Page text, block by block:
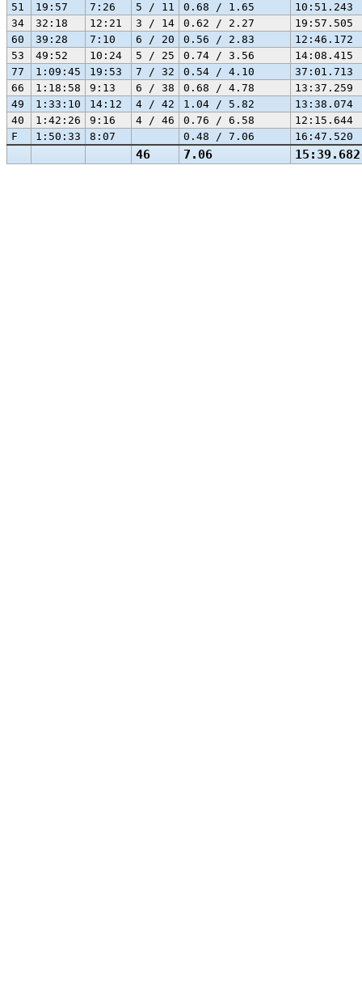
46 7.06 15:39.682
51
19:57 7:26 5 / 11 0.68 / 1.65
10:51.243
34
32:18 12:21 3 / 14 0.62 / 2.27
19:57.505
60
39:28 7:10 6 / 20 0.56 / 2.83
12:46.172
53
49:52 10:24 5 / 25 0.74 / 3.56
14:08.415
77
1:09:45 19:53 7 / 32 0.54 / 4.10
37:01.713
66
1:18:58 9:13 6 / 38 0.68 / 4.78
13:37.259
49
1:33:10 14:12 4 / 42 1.04 / 5.82
13:38.074
40
1:42:26 9:16 4 / 46 0.76 / 6.58
12:15.644
F
1:50:33 8:07 0.48 / 7.06 16:47.520